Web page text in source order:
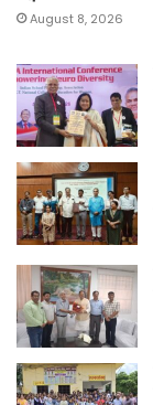
August 8, 2026